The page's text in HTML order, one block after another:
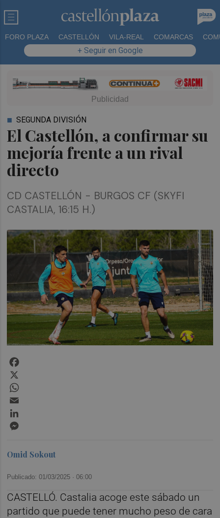
FORO PLAZA CASTELLÓN VILA-REAL COMARCAS
+ Seguir en Google
El Castellón, a confirmar su
mejoría frente a un rival
directo
SEGUNDA DIVISIÓN
CD CASTELLÓN - BURGOS CF (SKYFI
CASTALIA, 16:15 H.)
Omid Sokout
Publicado: 01/03/2025 ·06:00
CASTELLÓ. Castalia acoge este sábado un
partido que puede tener mucho peso de cara